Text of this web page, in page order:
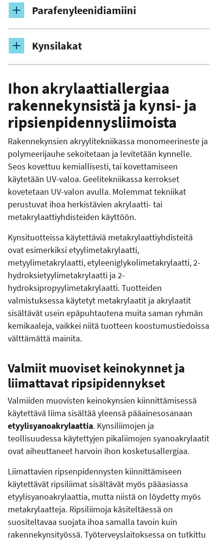
Parafenyleenidiamiini
Kynsilakat
Ihon akrylaattiallergiaa
rakennekynsistä ja kynsi- ja
ripsienpidennysliimoista
Rakennekynsien akryylitekniikassa monomeerineste ja
polymeerijauhe sekoitetaan ja levitetään kynnelle.
Seos kovettuu kemiallisesti, tai kovettamiseen
käytetään UV-valoa. Geelitekniikassa kerrokset
kovetetaan UV-valon avulla. Molemmat tekniikat
perustuvat ihoa herkistävien akrylaatti- tai
metakrylaattiyhdisteiden käyttöön.
Kynsituotteissa käytettäviä metakrylaattiyhdisteitä
ovat esimerkiksi etyylimetakrylaatti,
metyylimetakrylaatti, etyleeniglykolimetakrylaatti, 2-
hydroksietyylimetakrylaatti ja 2-
hydroksipropyylimetakrylaatti. Tuotteiden
valmistuksessa käytetyt metakrylaatit ja akrylaatit
sisältävät usein epäpuhtautena muita saman ryhmän
kemikaaleja, vaikkei niitä tuotteen koostumustiedoissa
välttämättä mainita.
Valmiit muoviset keinokynnet ja
liimattavat ripsipidennykset
Valmiiden muovisten keinokynsien kiinnittämisessä
käytettävä liima sisältää yleensä pääainesosanaan
etyylisyanoakrylaattia. Kynsiliimojen ja
teollisuudessa käytettyjen pikaliimojen syanoakrylaatit
ovat aiheuttaneet harvoin ihon kosketusallergiaa.
Liimattavien ripsenpidennysten kiinnittämiseen
käytettävät ripsiliimat sisältävät myös pääasiassa
etyylisyanoakrylaattia, mutta niistä on löydetty myös
metakrylaatteja. Ripsiliimoja käsiteltäessä on
suositeltavaa suojata ihoa samalla tavoin kuin
rakennekynsityössä. Työterveyslaitoksessa on tutkittu